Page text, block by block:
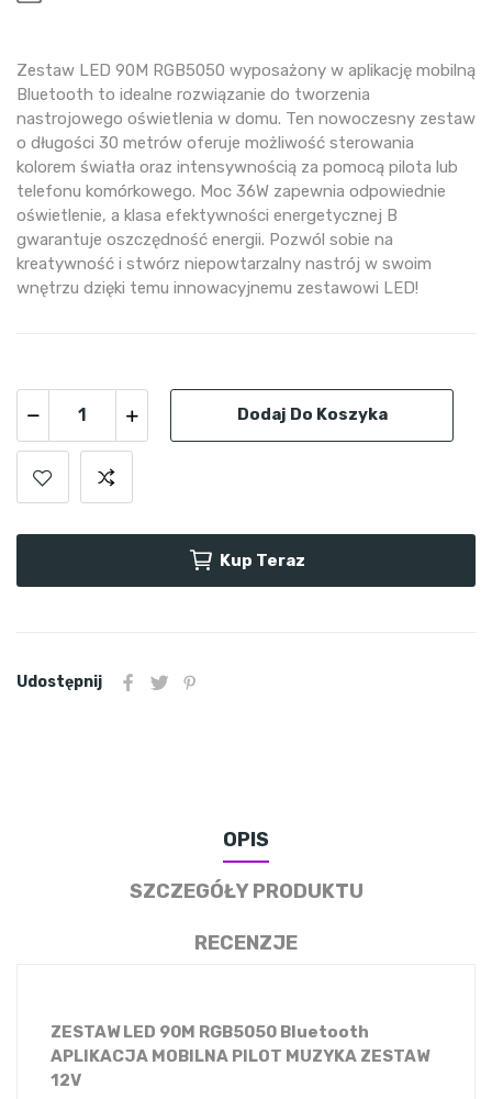
Zestaw LED 90M RGB5050 wyposażony w aplikację mobilną
Bluetooth to idealne rozwiązanie do tworzenia
nastrojowego oświetlenia w domu. Ten nowoczesny zestaw
o długości 30 metrów oferuje możliwość sterowania
kolorem światła oraz intensywnością za pomocą pilota lub
telefonu komórkowego. Moc 36W zapewnia odpowiednie
oświetlenie, a klasa efektywności energetycznej B
gwarantuje oszczędność energii. Pozwól sobie na
kreatywność i stwórz niepowtarzalny nastrój w swoim
wnętrzu dzięki temu innowacyjnemu zestawowi LED!
Dodaj Do Koszyka
Kup Teraz
Udostępnij
OPIS
SZCZEGÓŁY PRODUKTU
RECENZJE
ZESTAW LED 90M RGB5050 Bluetooth
APLIKACJA MOBILNA PILOT MUZYKA ZESTAW
12V